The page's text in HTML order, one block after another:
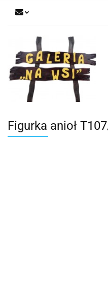
Figurka anioł